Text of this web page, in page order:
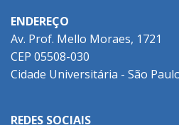
ENDEREÇO
Av. Prof. Mello Moraes, 1721
CEP 05508-030
Cidade Universitária - São
REDES SOCIAIS